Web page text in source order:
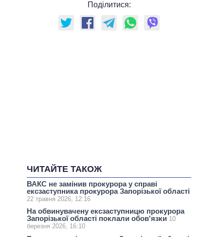
Поділитися:
ЧИТАЙТЕ ТАКОЖ
ВАКС не замінив прокурора у справі
ексзаступника прокурора Запорізької області
22 травня 2026, 12:16
На обвинувачену ексзаступницю прокурора
Запорізької області поклали обов'язки 10
березня 2026, 16:10